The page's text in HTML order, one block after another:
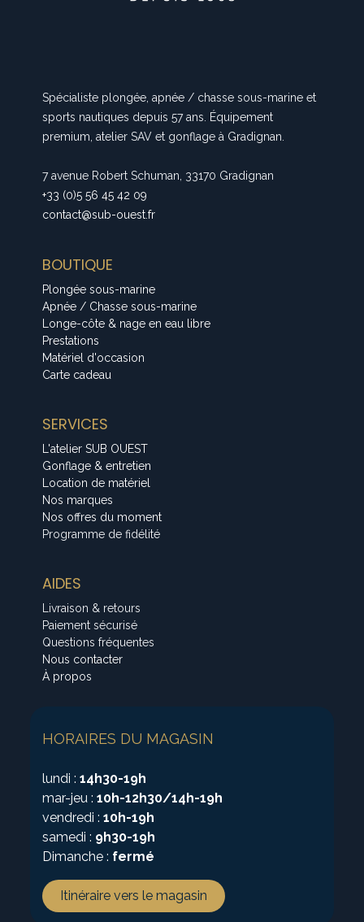
Spécialiste plongée, apnée / chasse sous-marine et
sports nautiques depuis 57 ans. Équipement
premium, atelier SAV et gonflage à Gradignan.
7 avenue Robert Schuman, 33170 Gradignan
+33 (0)5 56 45 42 09
contact@sub-ouest.fr
BOUTIQUE
Plongée sous-marine
Apnée / Chasse sous-marine
Longe-côte & nage en eau libre
Prestations
Matériel d'occasion
Carte cadeau
SERVICES
L'atelier SUB OUEST
Gonflage & entretien
Location de matériel
Nos marques
Nos offres du moment
Programme de fidélité
AIDES
Livraison & retours
Paiement sécurisé
Questions fréquentes
Nous contacter
À propos
HORAIRES DU MAGASIN
lundi :14h30-19h
mar-jeu :10h-12h30/14h-19h
vendredi :10h-19h
samedi : 9h30-19h
Dimanche : fermé
Itinéraire vers le magasin